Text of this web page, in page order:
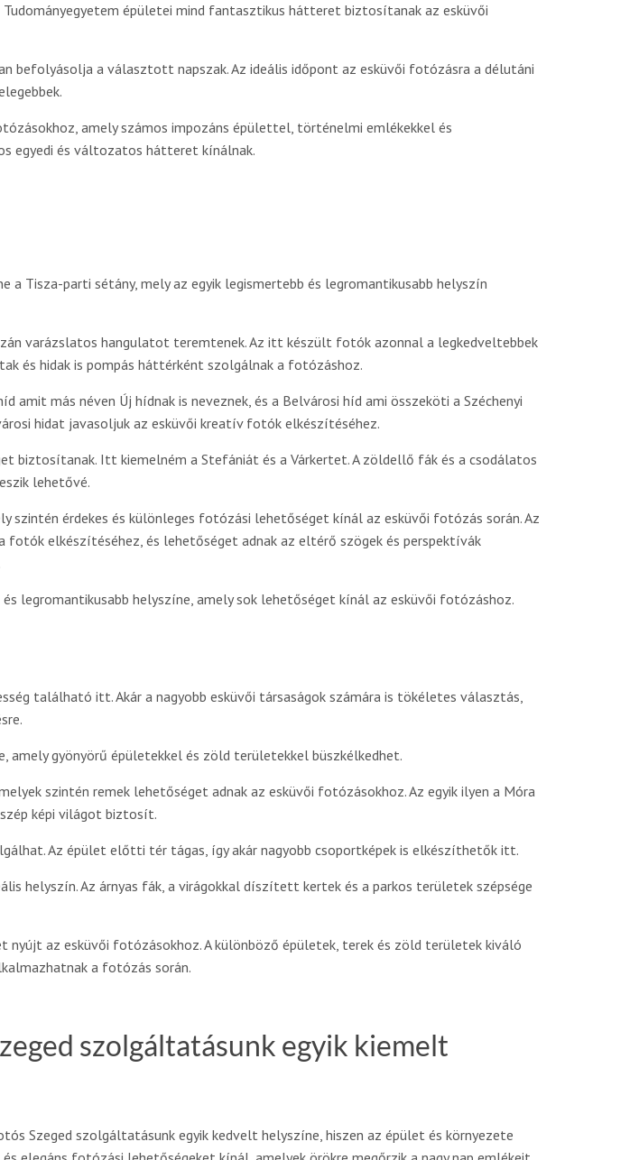
épületei mind fantasztikus hátteret biztosítanak az esküvői
befolyásolja a választott napszak. Az ideális időpont az esküvői fotózásra a délutáni
amely számos impozáns épülettel, történelmi emlékekkel és
egyedi és változatos hátteret kínálnak.
Tisza-parti sétány, mely az egyik legismertebb és legromantikusabb helyszín
varázslatos hangulatot teremtenek. Az itt készült fotók azonnal a legkedveltebbek
és hidak is pompás háttérként szolgálnak a fotózáshoz.
más néven Új hídnak is neveznek, és a Belvárosi híd ami összeköti a Széchenyi
hidat javasoljuk az esküvői kreatív fotók elkészítéséhez.
biztosítanak. Itt kiemelném a Stefániát és a Várkertet. A zöldellő fák és a csodálatos
lehetővé.
szintén érdekes és különleges fotózási lehetőséget kínál az esküvői fotózás során. Az
elkészítéséhez, és lehetőséget adnak az eltérő szögek és perspektívák
legromantikusabb helyszíne, amely sok lehetőséget kínál az esküvői fotózáshoz.
található itt. Akár a nagyobb esküvői társaságok számára is tökéletes választás,
amely gyönyörű épületekkel és zöld területekkel büszkélkedhet.
szintén remek lehetőséget adnak az esküvői fotózásokhoz. Az egyik ilyen a Móra
képi világot biztosít.
Az épület előtti tér tágas, így akár nagyobb csoportképek is elkészíthetők itt.
helyszín. Az árnyas fák, a virágokkal díszített kertek és a parkos területek szépsége
nyújt az esküvői fotózásokhoz. A különböző épületek, terek és zöld területek kiváló
a fotózás során.
szolgáltatásunk egyik kiemelt
Szeged szolgáltatásunk egyik kedvelt helyszíne, hiszen az épület és környezete